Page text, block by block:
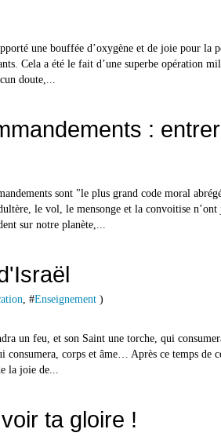
une bouffée d’oxygène et de joie pour la
Cela a été le fait d’une superbe opération
doute,...
:
sont "le plus grand code moral
le vol, le mensonge et la convoitise n’ont
sur notre planète,...
, #Enseignement )
un feu, et son Saint une torche, qui
consumera, corps et âme… Après ce temps de
la joie de...
ta gloire !